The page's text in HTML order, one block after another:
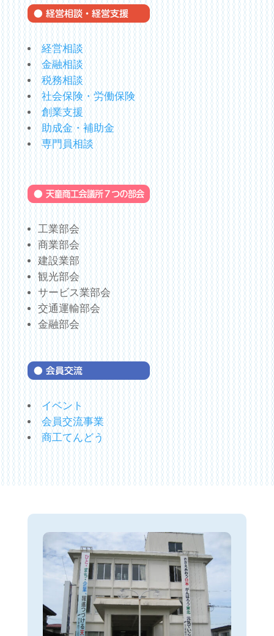
経営相談
金融相談
税務相談
社会保険・労働保険
創業支援
助成金・補助金
専門員相談
工業部会
商業部会
建設業部
観光部会
サービス業部会
交通運輸部会
金融部会
イベント
会員交流事業
商工てんどう